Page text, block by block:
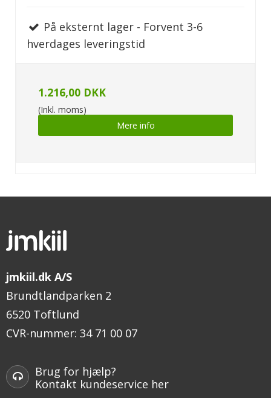
På eksternt lager - Forvent 3-6
hverdages leveringstid
1.216,00 DKK
(Inkl. moms)
Mere info
jmkiil.dk A/S
Brundtlandparken 2
6520 Toftlund
CVR-nummer: 34 71 00 07
Brug for hjælp?
Kontakt kundeservice her